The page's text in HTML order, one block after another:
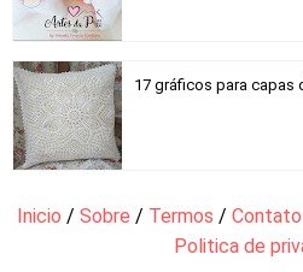
17 gráficos para capas
Inicio / Sobre / Termos / Contato
Politica de